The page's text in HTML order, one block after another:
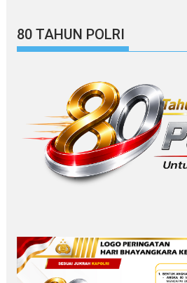
80 TAHUN POLRI